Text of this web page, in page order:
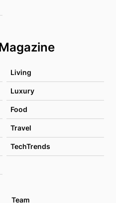
Living
Luxury
Food
Travel
TechTrends
Team